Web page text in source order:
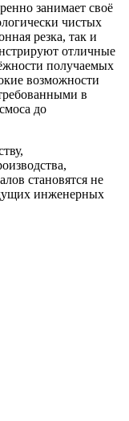
занимает своё
чистых
резка, так и
отличные
получаемых
возможности
в
до
становятся не
инженерных